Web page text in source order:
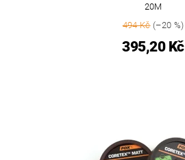
20M
494 Kč(–20 %)
395,20 Kč